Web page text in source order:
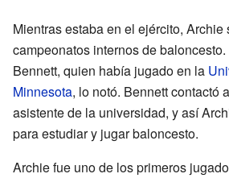
Mientras estaba en el ejército, Archie
campeonatos internos de
Bennett, quien había jugado en la
Minnesota, lo notó. Bennett contactó
asistente de la universidad, y así
para estudiar y jugar baloncesto.
Archie fue uno de los primeros